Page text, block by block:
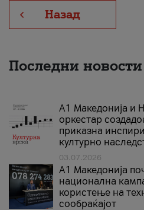
Назад
Последни новости
А1 Македонија и
оркестар
приказна
културно
03.07.2026
A1 Македонија
национална
користење на
сообраќајот